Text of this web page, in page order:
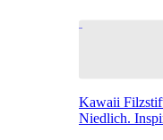
Kawaii
Niedlich.